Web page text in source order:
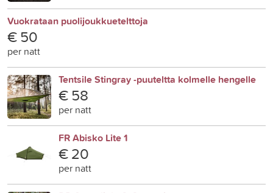
Vuokrataan puolijoukkuetelttoja
€ 50
per natt
Tentsile Stingray -puuteltta kolmelle hengelle
€ 58
per natt
FR Abisko Lite 1
€ 20
per natt